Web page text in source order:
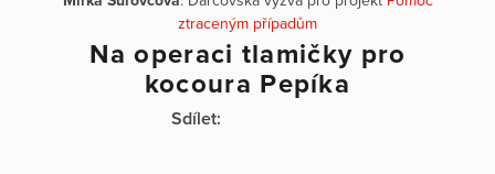
ztraceným případům
Na operaci tlamičky pro
kocoura Pepíka
Sdílet: